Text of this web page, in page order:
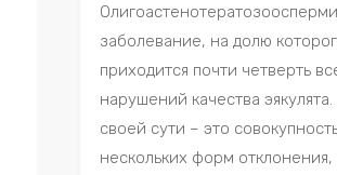
заболевание, на долю
приходится почти четверть
нарушений качества
своей сути – это
нескольких форм отклонения,